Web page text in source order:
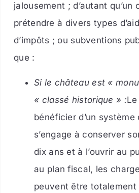
jalousement ; d’autant qu’un
prétendre à divers types
d’impôts ; ou subventions
que :
Si le château est «
« classé historique » :
bénéficier d’un système
s’engage à conserver
dix ans et à l’ouvrir au
au plan fiscal, les
peuvent être totalement